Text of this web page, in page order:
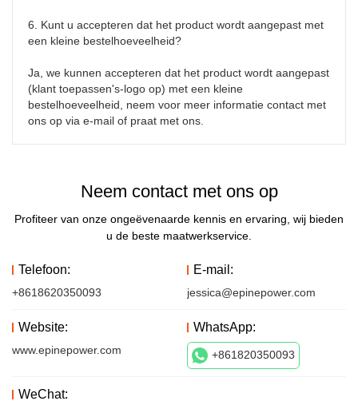
6. Kunt u accepteren dat het product wordt aangepast met
een kleine bestelhoeveelheid?
Ja, we kunnen accepteren dat het product wordt aangepast
(klant toepassen's-logo op) met een kleine
bestelhoeveelheid, neem voor meer informatie contact met
ons op via e-mail of praat met ons.
Neem contact met ons op
Profiteer van onze ongeëvenaarde kennis en ervaring, wij bieden
u de beste maatwerkservice.
Telefoon:
+8618620350093
E-mail:
jessica@epinepower.com
Website:
www.epinepower.com
WhatsApp:
+861820350093
WeChat: